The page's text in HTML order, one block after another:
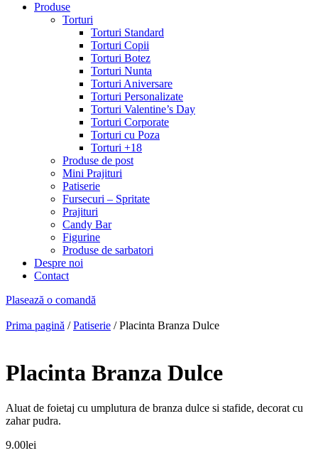
Produse
Torturi
Torturi Standard
Torturi Copii
Torturi Botez
Torturi Nunta
Torturi Aniversare
Torturi Personalizate
Torturi Valentine’s Day
Torturi Corporate
Torturi cu Poza
Torturi +18
Produse de post
Mini Prajituri
Patiserie
Fursecuri – Spritate
Prajituri
Candy Bar
Figurine
Produse de sarbatori
Despre noi
Contact
Plasează o comandă
Prima pagină /Patiserie / Placinta Branza Dulce
Placinta Branza Dulce
Aluat de foietaj cu umplutura de branza dulce si stafide, decorat cu
zahar pudra.
9.00lei